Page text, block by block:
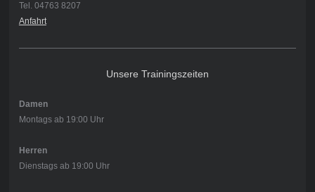
Tel. 04763 8207
Anfahrt
Unsere Trainingszeiten
Damen
Montags ab 19:00 Uhr
Herren
Dienstags ab 19:00 Uhr